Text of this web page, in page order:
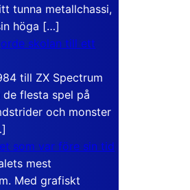
tunna metallchassi,
höga […]
skolan till ett
till ZX Spectrum
flesta spel på
och monster
som var före sin tid
mest
Med grafiskt